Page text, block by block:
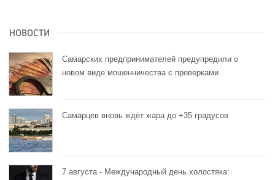
НОВОСТИ
Самарских предпринимателей предупредили о
новом виде мошенничества с проверками
Самарцев вновь ждёт жара до +35 градусов
7 августа - Международный день холостяка: